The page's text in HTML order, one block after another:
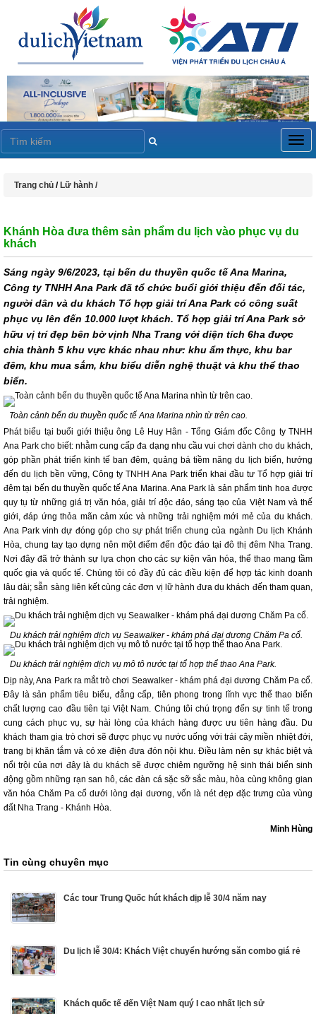
Trang chủ / Lữ hành /
Khánh Hòa đưa thêm sản phẩm du lịch vào phục vụ du
khách
Sáng ngày 9/6/2023, tại bến du thuyền quốc tế Ana Marina,
Công ty TNHH Ana Park đã tổ chức buổi giới thiệu đến đối tác,
người dân và du khách Tổ hợp giải trí Ana Park có công suất
phục vụ lên đến 10.000 lượt khách. Tổ hợp giải trí Ana Park sở
hữu vị trí đẹp bên bờ vịnh Nha Trang với diện tích 6ha được
chia thành 5 khu vực khác nhau như: khu ẩm thực, khu bar
đêm, khu mua sắm, khu biểu diễn nghệ thuật và khu thể thao
biển.
Toàn cảnh bến du thuyền quốc tế Ana Marina nhìn từ trên cao.
Phát biểu tại buổi giới thiệu ông Lê Huy Hân - Tổng Giám đốc Công ty TNHH
Ana Park cho biết: nhằm cung cấp đa dạng nhu cầu vui chơi dành cho du khách,
góp phần phát triển kinh tế ban đêm, quảng bá tiềm năng du lịch biển, hướng
đến du lịch bền vững, Công ty TNHH Ana Park triển khai đầu tư Tổ hợp giải trí
đêm tại bến du thuyền quốc tế Ana Marina. Ana Park là sản phẩm tinh hoa được
quy tụ từ những giá trị văn hóa, giải trí độc đáo, sáng tạo của Việt Nam và thế
giới, đáp ứng thỏa mãn cảm xúc và những trải nghiệm mới mẻ của du khách.
Ana Park vinh dự đóng góp cho sự phát triển chung của ngành Du lịch Khánh
Hòa, chung tay tạo dựng nên một điểm đến độc đáo tại đô thị đêm Nha Trang.
Nơi đây đã trở thành sự lựa chọn cho các sự kiện văn hóa, thể thao mang tầm
quốc gia và quốc tế. Chúng tôi có đầy đủ các điều kiện để hợp tác kinh doanh
lâu dài; sẵn sàng liên kết cùng các đơn vị lữ hành đưa du khách đến tham quan,
trải nghiệm.
Du khách trải nghiệm dịch vụ Seawalker - khám phá đại dương Chăm Pa cổ.
Du khách trải nghiệm dịch vụ mô tô nước tại tổ hợp thể thao Ana Park.
Dịp này, Ana Park ra mắt trò chơi Seawalker - khám phá đại dương Chăm Pa cổ.
Đây là sản phẩm tiêu biểu, đẳng cấp, tiên phong trong lĩnh vực thể thao biển
chất lượng cao đầu tiên tại Việt Nam. Chúng tôi chú trọng đến sự tinh tế trong
cung cách phục vụ, sự hài lòng của khách hàng được ưu tiên hàng đầu. Du
khách tham gia trò chơi sẽ được phục vụ nước uống với trái cây miền nhiệt đới,
trang bị khăn tắm và có xe điện đưa đón nội khu. Điều làm nên sự khác biệt và
nổi trội của nơi đây là du khách sẽ được chiêm ngưỡng hệ sinh thái biển sinh
động gồm những rạn san hô, các đàn cá sặc sỡ sắc màu, hòa cùng không gian
văn hóa Chăm Pa cổ dưới lòng đại dương, vốn là nét đẹp đặc trưng của vùng
đất Nha Trang - Khánh Hòa.
Minh Hùng
Tin cùng chuyên mục
Các tour Trung Quốc hút khách dịp lễ 30/4 năm nay
Du lịch lễ 30/4: Khách Việt chuyển hướng săn combo giá rẻ
Khách quốc tế đến Việt Nam quý I cao nhất lịch sử